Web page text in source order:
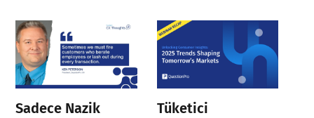
Sadece Nazik
Tüketici